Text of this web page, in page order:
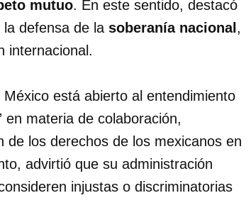
mutuo. En este sentido, destacó
defensa de la soberanía nacional ,
internacional.
está abierto al entendimiento
en materia de colaboración,
los derechos de los mexicanos en
advirtió que su administración
injustas o discriminatorias